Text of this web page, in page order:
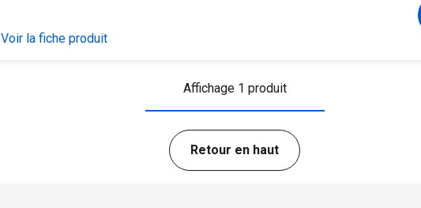
Voir la fiche produit
Affichage 1 produit
Retour en haut